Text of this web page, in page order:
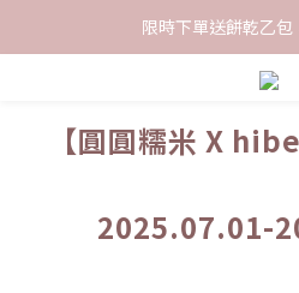
限時下單送餅乾乙
限時下單送餅乾乙
加入會員領100
限時下單送餅乾乙包
【圓圓糯米 X
2025.07.01-